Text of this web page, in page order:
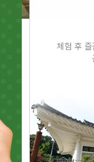
체험 후